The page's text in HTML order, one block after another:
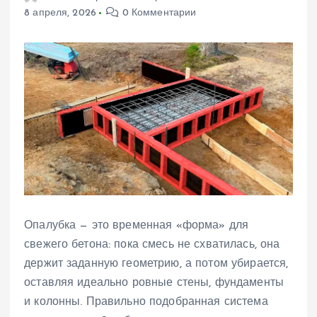
8 апреля, 2026
0 Комментарии
Опалубка — это временная «форма» для
свежего бетона: пока смесь не схватилась, она
держит заданную геометрию, а потом убирается,
оставляя идеально ровные стены, фундаменты
и колонны. Правильно подобранная система